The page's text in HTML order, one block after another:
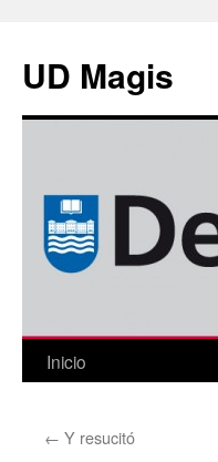
contenido
UD Magis
Inicio
← Y resucitó